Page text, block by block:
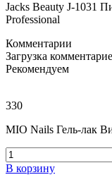
Jacks Beauty J-1031
Professional
Комментарии
Загрузка
Рекомендуем
330
MIO Nails Гель-лак
В корзину